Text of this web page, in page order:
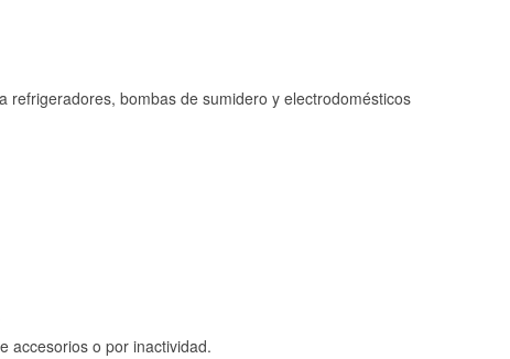
bombas de sumidero y electrodomésticos
accesorios o por inactividad.